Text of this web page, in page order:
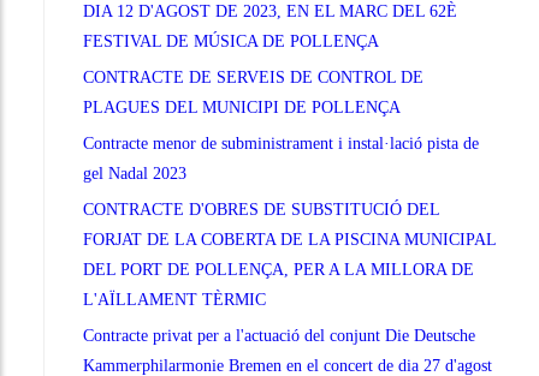
DIA 12 D'AGOST DE 2023, EN EL MARC DEL 62È
FESTIVAL DE MÚSICA DE POLLENÇA
CONTRACTE DE SERVEIS DE CONTROL DE
PLAGUES DEL MUNICIPI DE POLLENÇA
Contracte menor de subministrament i instal·lació pista de
gel Nadal 2023
CONTRACTE D'OBRES DE SUBSTITUCIÓ DEL
FORJAT DE LA COBERTA DE LA PISCINA MUNICIPAL
DEL PORT DE POLLENÇA, PER A LA MILLORA DE
L'AÏLLAMENT TÈRMIC
Contracte privat per a l'actuació del conjunt Die Deutsche
Kammerphilarmonie Bremen en el concert de dia 27 d'agost